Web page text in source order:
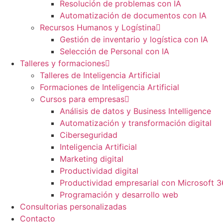
Resolución de problemas con IA
Automatización de documentos con IA
Recursos Humanos y Logístina
Gestión de inventario y logística con IA
Selección de Personal con IA
Talleres y formaciones
Talleres de Inteligencia Artificial
Formaciones de Inteligencia Artificial
Cursos para empresas
Análisis de datos y Business Intelligence
Automatización y transformación digital
Ciberseguridad
Inteligencia Artificial
Marketing digital
Productividad digital
Productividad empresarial con Microsoft
Programación y desarrollo web
Consultorias personalizadas
Contacto